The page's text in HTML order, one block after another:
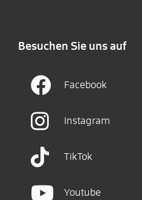
Besuchen Sie uns auf
Facebook
Instagram
TikTok
Youtube